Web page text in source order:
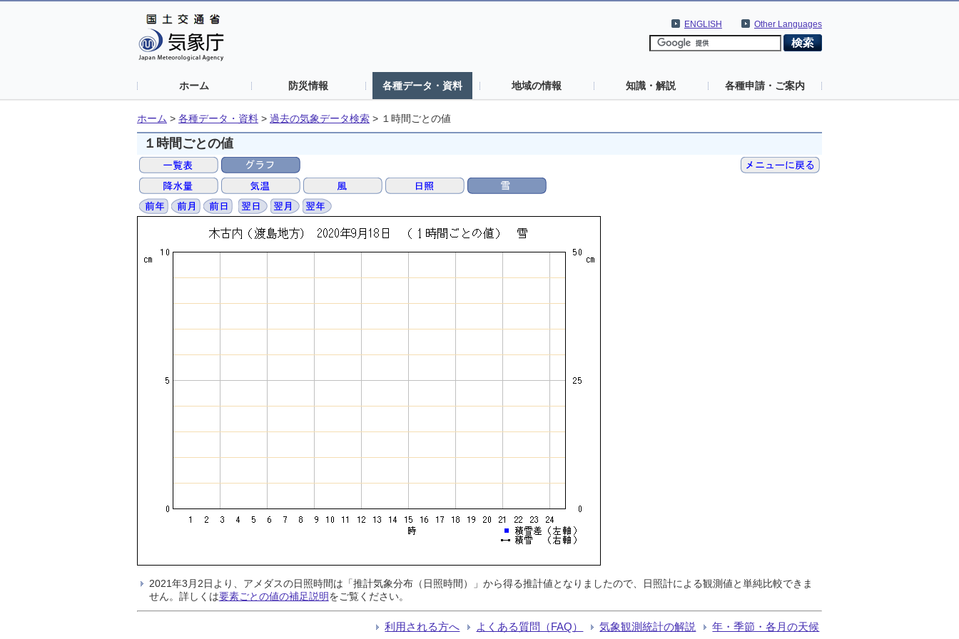
Other Languages
ENGLISH
ホーム 防災情報 各種データ・資料 地域の情報 知識・解説 各種申請・ご案内
ホーム > 各種データ・資料 > 過去の気象データ検索 > １時間ごとの値
１時間ごとの値
2021年3月2日より、アメダスの日照時間は「推計気象分布（日照時間）」から得る推計値となりましたので、日照計による観測値と単純比較できま
せん。詳しくは要素ごとの値の補足説明をご覧ください。
利用される方へ よくある質問（FAQ） 気象観測統計の解説 年・季節・各月の天候